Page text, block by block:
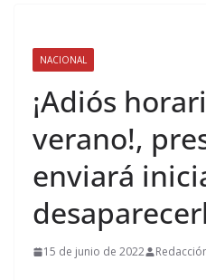
NACIONAL
¡Adiós
verano!,
enviará
15 de junio de 2022